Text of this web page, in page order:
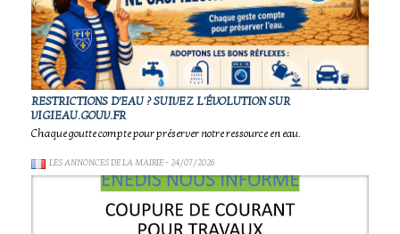
RESTRICTIONS D'EAU ? SUIVEZ L'ÉVOLUTION SUR
VIGIEAU.GOUV.FR
Chaque goutte compte pour préserver notre ressource en eau.
LES ANNONCES DE LA MAIRIE- 24/07/2026